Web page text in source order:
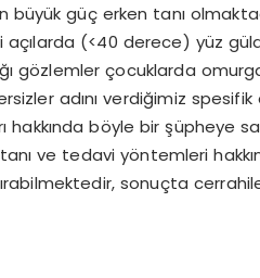
güç erken tanı
açılarda (<40 derece) yüz
gözlemler çocuklarda
adını verdiğimiz
hakkında böyle bir şüpheye
ve tedavi yöntemleri
sonuçta